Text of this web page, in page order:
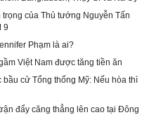
trọng của Thủ tướng Nguyễn Tấn
9
Phạm là ai?
Việt Nam được tăng tiền ăn
bầu cử Tổng thống Mỹ: Nếu hòa thì
đẩy căng thẳng lên cao tại Đông